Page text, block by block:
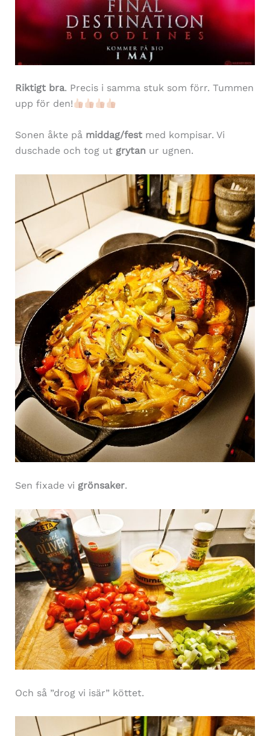
Riktigt bra. Precis i samma stuk som förr. Tummen
upp för den!
Sonen åkte på middag/festmed kompisar. Vi
duschade och tog ut grytan ur ugnen.
Sen fixade vi grönsaker.
Och så ”drog vi isär” köttet.